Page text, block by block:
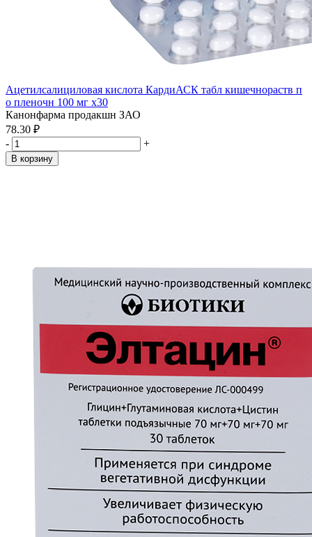
Ацетилсалициловая кислота КардиАСК табл кишечнораств п
о пленочн 100 мг x30
Канонфарма продакшн ЗАО
78.30 ₽
-
+
В корзину